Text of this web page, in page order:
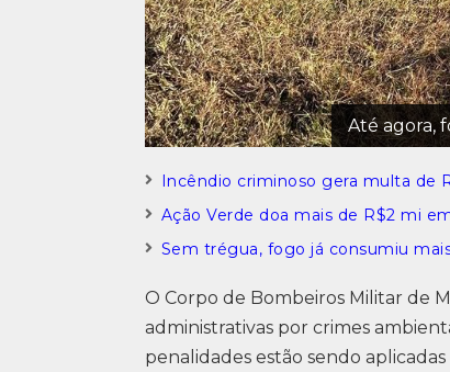
Até agora,
Incêndio criminoso gera multa de
Ação Verde doa mais de R$2 mi
Sem trégua, fogo já consumiu
O Corpo de Bombeiros Militar de
administrativas por crimes
penalidades estão sendo